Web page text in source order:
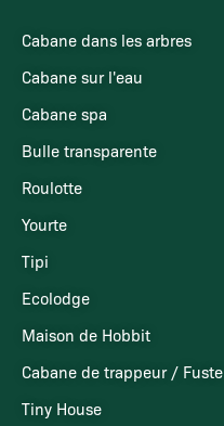
Cabane dans les arbres
Cabane sur l'eau
Cabane spa
Bulle transparente
Roulotte
Yourte
Tipi
Ecolodge
Maison de Hobbit
Cabane de trappeur / Fuste
Tiny House